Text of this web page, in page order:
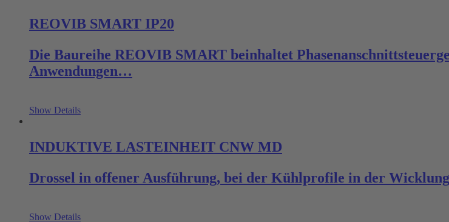
REOVIB SMART IP20
Die Baureihe REOVIB SMART beinhaltet
Anwendungen…
Show Details
INDUKTIVE LASTEINHEIT CNW MD
Drossel in offener Ausführung, bei der Kühlprofile in der
Show Details